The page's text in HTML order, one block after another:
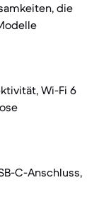
die
Wi-Fi 6
C-Anschluss,